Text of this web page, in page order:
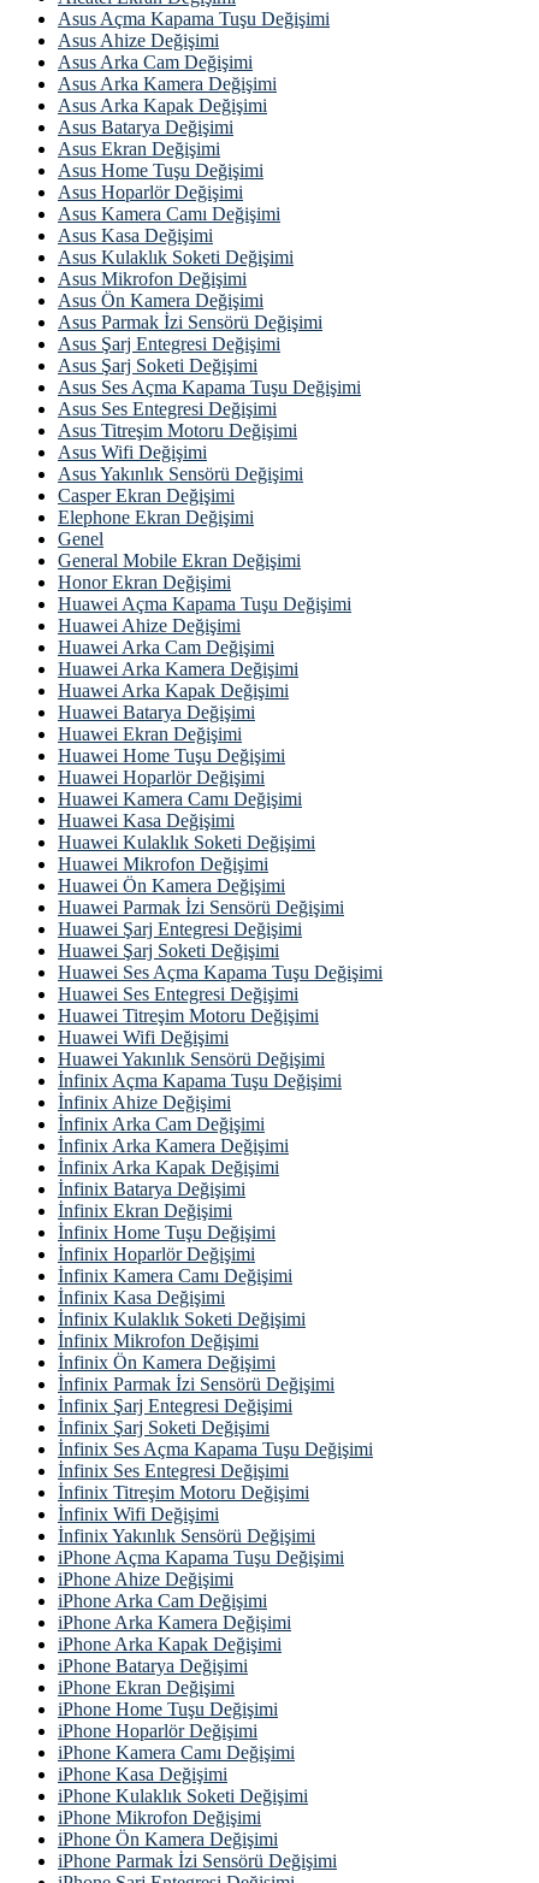
Asus Açma Kapama Tuşu Değişimi
Asus Ahize Değişimi
Asus Arka Cam Değişimi
Asus Arka Kamera Değişimi
Asus Arka Kapak Değişimi
Asus Batarya Değişimi
Asus Ekran Değişimi
Asus Home Tuşu Değişimi
Asus Hoparlör Değişimi
Asus Kamera Camı Değişimi
Asus Kasa Değişimi
Asus Kulaklık Soketi Değişimi
Asus Mikrofon Değişimi
Asus Ön Kamera Değişimi
Asus Parmak İzi Sensörü Değişimi
Asus Şarj Entegresi Değişimi
Asus Şarj Soketi Değişimi
Asus Ses Açma Kapama Tuşu Değişimi
Asus Ses Entegresi Değişimi
Asus Titreşim Motoru Değişimi
Asus Wifi Değişimi
Asus Yakınlık Sensörü Değişimi
Casper Ekran Değişimi
Elephone Ekran Değişimi
Genel
General Mobile Ekran Değişimi
Honor Ekran Değişimi
Huawei Açma Kapama Tuşu Değişimi
Huawei Ahize Değişimi
Huawei Arka Cam Değişimi
Huawei Arka Kamera Değişimi
Huawei Arka Kapak Değişimi
Huawei Batarya Değişimi
Huawei Ekran Değişimi
Huawei Home Tuşu Değişimi
Huawei Hoparlör Değişimi
Huawei Kamera Camı Değişimi
Huawei Kasa Değişimi
Huawei Kulaklık Soketi Değişimi
Huawei Mikrofon Değişimi
Huawei Ön Kamera Değişimi
Huawei Parmak İzi Sensörü Değişimi
Huawei Şarj Entegresi Değişimi
Huawei Şarj Soketi Değişimi
Huawei Ses Açma Kapama Tuşu Değişimi
Huawei Ses Entegresi Değişimi
Huawei Titreşim Motoru Değişimi
Huawei Wifi Değişimi
Huawei Yakınlık Sensörü Değişimi
İnfinix Açma Kapama Tuşu Değişimi
İnfinix Ahize Değişimi
İnfinix Arka Cam Değişimi
İnfinix Arka Kamera Değişimi
İnfinix Arka Kapak Değişimi
İnfinix Batarya Değişimi
İnfinix Ekran Değişimi
İnfinix Home Tuşu Değişimi
İnfinix Hoparlör Değişimi
İnfinix Kamera Camı Değişimi
İnfinix Kasa Değişimi
İnfinix Kulaklık Soketi Değişimi
İnfinix Mikrofon Değişimi
İnfinix Ön Kamera Değişimi
İnfinix Parmak İzi Sensörü Değişimi
İnfinix Şarj Entegresi Değişimi
İnfinix Şarj Soketi Değişimi
İnfinix Ses Açma Kapama Tuşu Değişimi
İnfinix Ses Entegresi Değişimi
İnfinix Titreşim Motoru Değişimi
İnfinix Wifi Değişimi
İnfinix Yakınlık Sensörü Değişimi
iPhone Açma Kapama Tuşu Değişimi
iPhone Ahize Değişimi
iPhone Arka Cam Değişimi
iPhone Arka Kamera Değişimi
iPhone Arka Kapak Değişimi
iPhone Batarya Değişimi
iPhone Ekran Değişimi
iPhone Home Tuşu Değişimi
iPhone Hoparlör Değişimi
iPhone Kamera Camı Değişimi
iPhone Kasa Değişimi
iPhone Kulaklık Soketi Değişimi
iPhone Mikrofon Değişimi
iPhone Ön Kamera Değişimi
iPhone Parmak İzi Sensörü Değişimi